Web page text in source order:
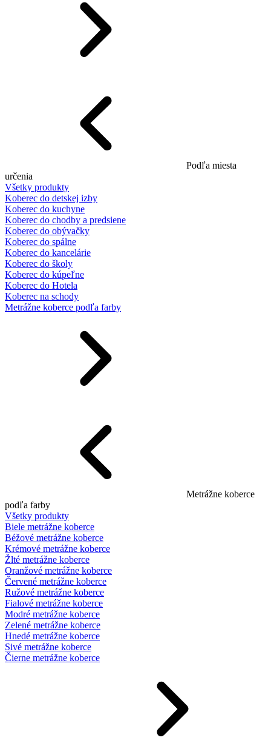
Podľa miesta
určenia
Všetky produkty
Koberec do detskej izby
Koberec do kuchyne
Koberec do chodby a predsiene
Koberec do obývačky
Koberec do spálne
Koberec do kancelárie
Koberec do školy
Koberec do kúpeľne
Koberec do Hotela
Koberec na schody
Metrážne koberce podľa farby
Metrážne koberce
podľa farby
Všetky produkty
Biele metrážne koberce
Béžové metrážne koberce
Krémové metrážne koberce
Žlté metrážne koberce
Oranžové metrážne koberce
Červené metrážne koberce
Ružové metrážne koberce
Fialové metrážne koberce
Modré metrážne koberce
Zelené metrážne koberce
Hnedé metrážne koberce
Sivé metrážne koberce
Čierne metrážne koberce